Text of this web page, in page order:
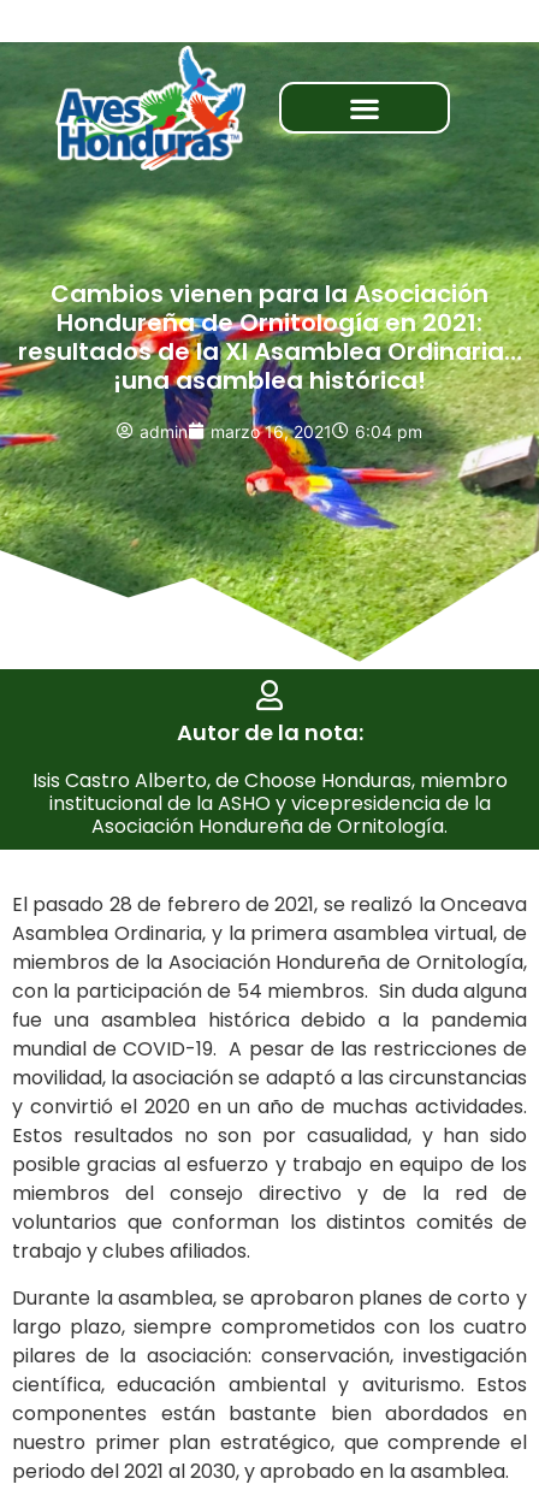
Cambios vienen para la Asociación
Hondureña de Ornitología en 2021:
resultados de la XI Asamblea Ordinaria…
¡una asamblea histórica!
admin marzo 16, 2021 6:04 pm
Autor de la nota:
Isis Castro Alberto, de Choose Honduras, miembro
institucional de la ASHO y vicepresidencia de la
Asociación Hondureña de Ornitología.
El pasado 28 de febrero de 2021, se realizó la Onceava
Asamblea Ordinaria, y la primera asamblea virtual, de
miembros de la Asociación Hondureña de Ornitología,
con la participación de 54 miembros. Sin duda alguna
fue una asamblea histórica debido a la pandemia
mundial de COVID-19. A pesar de las restricciones de
movilidad, la asociación se adaptó a las circunstancias
y convirtió el 2020 en un año de muchas actividades.
Estos resultados no son por casualidad, y han sido
posible gracias al esfuerzo y trabajo en equipo de los
miembros del consejo directivo y de la red de
voluntarios que conforman los distintos comités de
trabajo y clubes afiliados.
Durante la asamblea, se aprobaron planes de corto y
largo plazo, siempre comprometidos con los cuatro
pilares de la asociación: conservación, investigación
científica, educación ambiental y aviturismo. Estos
componentes están bastante bien abordados en
nuestro primer plan estratégico, que comprende el
periodo del 2021 al 2030, y aprobado en la asamblea.